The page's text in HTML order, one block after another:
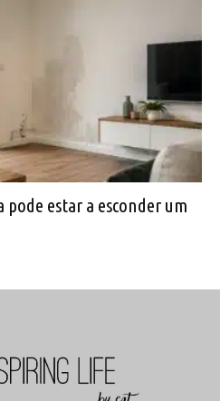
pode estar a esconder um